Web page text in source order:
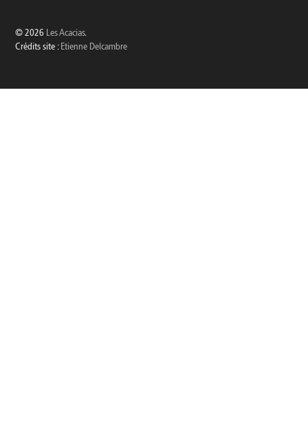
© 2026 Les Acacias.
Crédits site : Etienne Delcambre